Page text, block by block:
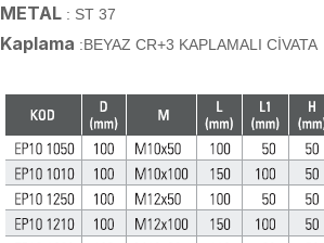
METAL : ST 37
Kaplama :BEYAZ CR+3 KAPLAMALI CİVATA